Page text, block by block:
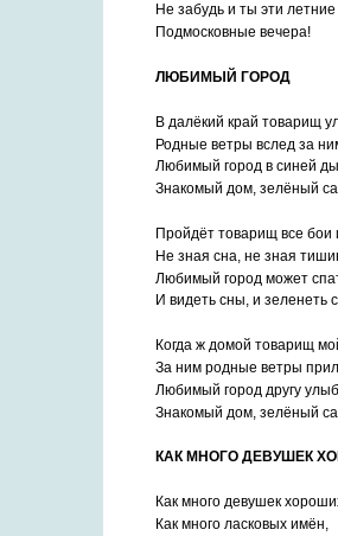
Не забудь и ты эти летние
Подмосковные вечера!
ЛЮБИМЫЙ ГОРОД
В далёкий край товарищ
Родные ветры вслед за
Любимый город в синей
Знакомый дом, зелёный
Пройдёт товарищ все бои
Не зная сна, не зная
Любимый город может
И видеть сны, и зеленеть
Когда ж домой товарищ
За ним родные ветры
Любимый город другу
Знакомый дом, зелёный
КАК МНОГО ДЕВУШЕК
Как много девушек
Как много ласковых имён,